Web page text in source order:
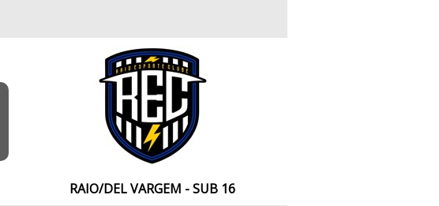
RAIO/DEL VARGEM - SUB 16